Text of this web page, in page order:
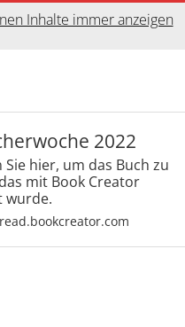
Inhalte immer anzeigen
2022
Sie hier, um das Buch zu
mit Book Creator
wurde.